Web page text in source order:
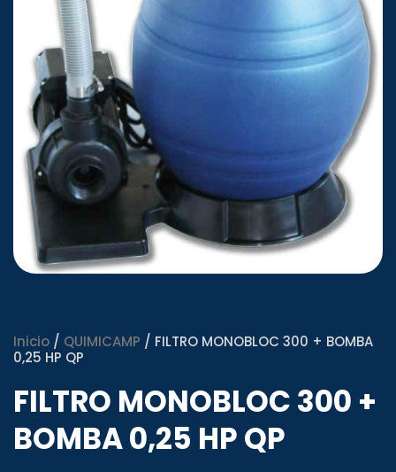
Inicio / QUIMICAMP / FILTRO MONOBLOC 300 + BOMBA
0,25 HP QP
FILTRO MONOBLOC 300 +
BOMBA 0,25 HP QP